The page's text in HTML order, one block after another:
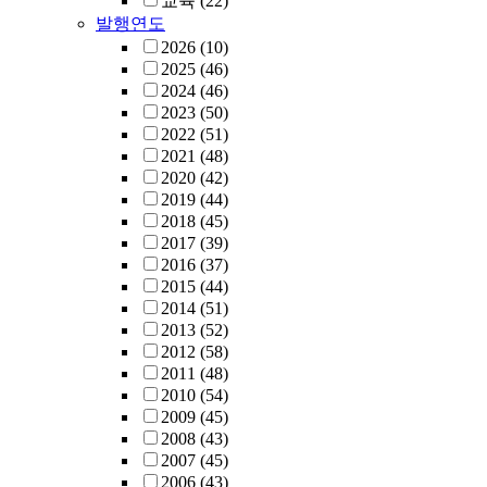
발행연도
2026 (10)
2025 (46)
2024 (46)
2023 (50)
2022 (51)
2021 (48)
2020 (42)
2019 (44)
2018 (45)
2017 (39)
2016 (37)
2015 (44)
2014 (51)
2013 (52)
2012 (58)
2011 (48)
2010 (54)
2009 (45)
2008 (43)
2007 (45)
2006 (43)